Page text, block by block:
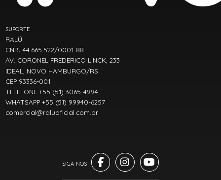
SUPORTE
RALÚ
CNPJ 44.665.522/0001-88
AV. CORONEL FREDERICO LINCK, 233
IDEAL, NOVO HAMBURGO/RS
CEP 93336-001
TELEFONE +55 (51) 3065-4994
WHATSAPP +55 (51) 99940-6257
comercial@raluoficial.com.br